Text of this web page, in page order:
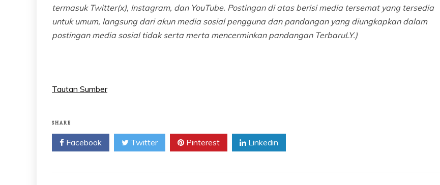
termasuk Twitter(x), Instagram, dan YouTube. Postingan di atas berisi media tersemat yang tersedia
untuk umum, langsung dari akun media sosial pengguna dan pandangan yang diungkapkan dalam
postingan media sosial tidak serta merta mencerminkan pandangan TerbaruLY.)
Tautan Sumber
SHARE
Facebook Twitter Pinterest Linkedin